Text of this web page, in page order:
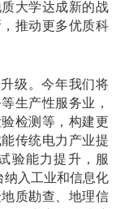
大学达成新的战
推动更多优质科
级。今年我们将
生产性服务业，
检测等，构建更
传统电力产业提
验能力提升，服
纳入工业和信息化
质勘查、地理信